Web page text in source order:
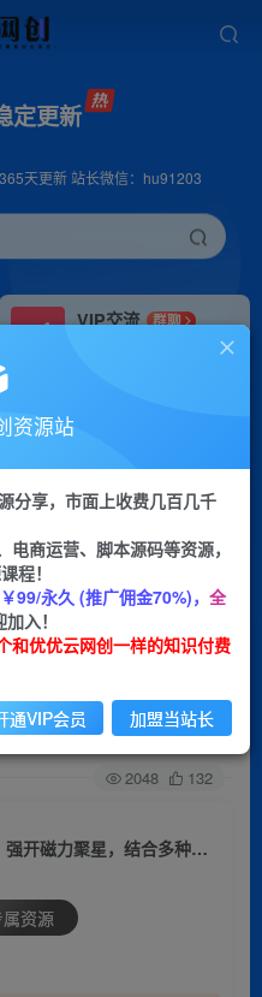
定更新
天更新 站长微信：hu91203
VIP交流
群聊
研究探讨更多创业项目路子。
APP下载
GO
法，强开磁力聚星，
关注 私信
2048 132
（9571期）快手直播短剧玩法，强开磁力聚星，结合多种变现方式日入600+
资源
资源站
分享，市面上收费几百几千
商运营、脚本源码等资源，
程！
99/永久 (推广佣金70%)， 全
入！
和优优云网创一样的知识付费
通VIP会员 加盟当站长